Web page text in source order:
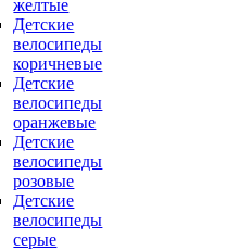
желтые
Детские
велосипеды
коричневые
Детские
велосипеды
оранжевые
Детские
велосипеды
розовые
Детские
велосипеды
серые